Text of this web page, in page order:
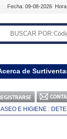
Fecha: 09-08-2026
de
ASEO E HIGIENE :